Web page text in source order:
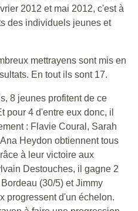
2012 et mai 2012, c'est à
des individuels jeunes et
mettrayens sont mis en
En tout ils sont 17.
8 jeunes profitent de ce
pour 4 d'entre eux donc, il
: Flavie Coural, Sarah
Heydon obtiennent tous
à leur victoire aux
Destouches, il gagne 2
(30/5) et Jimmy
progressent d'un échelon.